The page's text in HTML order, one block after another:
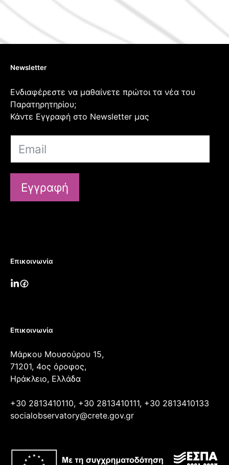
Newsletter
Ενδιαφέρεστε να μαθαίνετε πρώτοι τα νέα του
Παρατηρητηρίου;
Κάντε Εγγραφή στο Newsletter μας
Εγγραφή
Επικοινωνία
Επικοινωνία
Μάρκου Μουσούρου 15,
71201, 4ος όροφος,
Ηράκλειο, Ελλάδα
+30 2813410110, +30 2813410111, +30 2813410133
socialobservatory@crete.gov.gr